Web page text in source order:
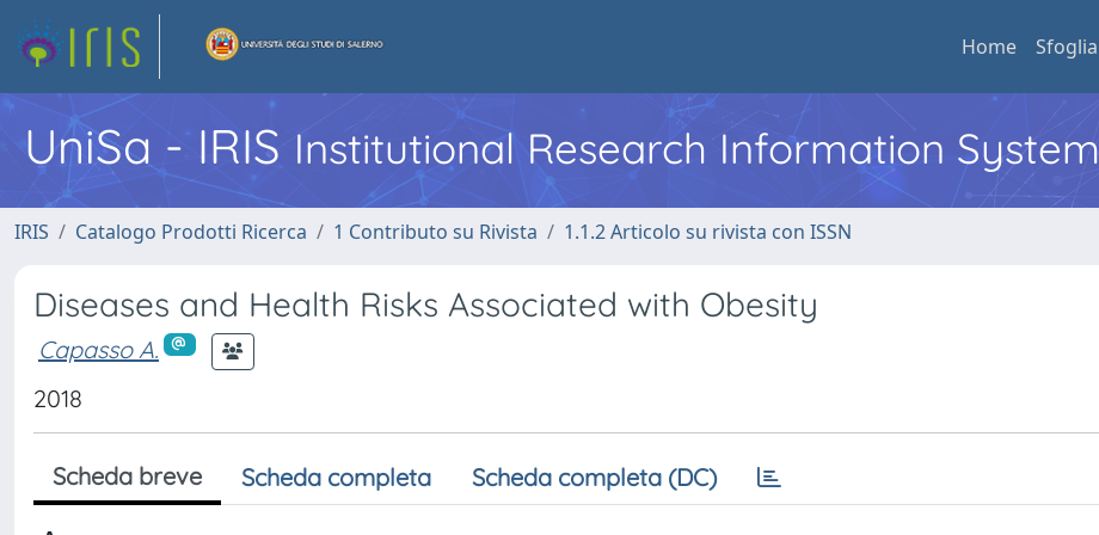
Home Sfoglia
UniSa - IRIS Institutional Research Information System
IRIS Catalogo Prodotti Ricerca 1 Contributo su Rivista 1.1.2 Articolo su rivista con ISSN
Diseases and Health Risks Associated with Obesity
Capasso A.
2018
Scheda breve Scheda completa Scheda completa (DC)